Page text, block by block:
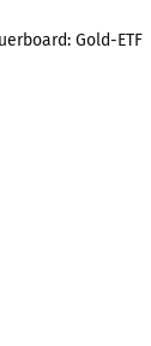
Gold-ETF